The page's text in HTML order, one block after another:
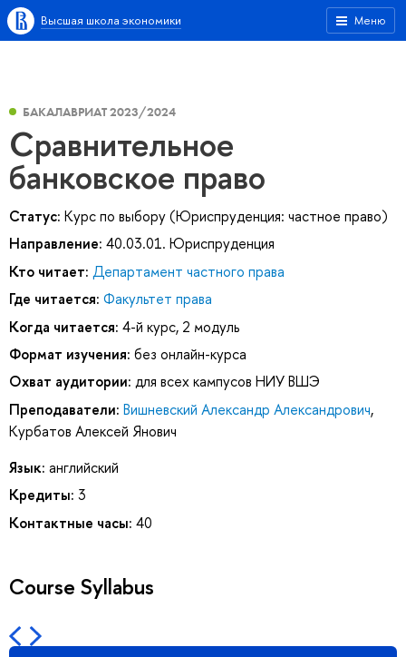
Меню
Высшая школа экономики
БАКАЛАВРИАТ 2023/2024
Сравнительное
банковское право
Статус: Курс по выбору (Юриспруденция: частное право)
Направление: 40.03.01. Юриспруденция
Кто читает: Департамент частного права
Где читается: Факультет права
Когда читается: 4-й курс, 2 модуль
Формат изучения: без онлайн-курса
Охват аудитории: для всех кампусов НИУ ВШЭ
Преподаватели: Вишневский Александр Александрович,
Курбатов Алексей Янович
Язык: английский
Кредиты: 3
Контактные часы: 40
Course Syllabus